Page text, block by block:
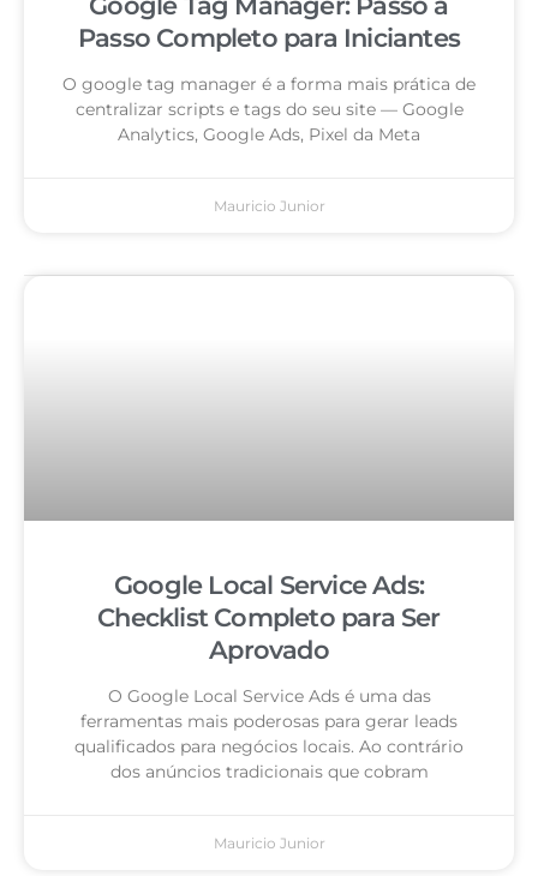
Passo Completo para Iniciantes
O google tag manager é a forma mais prática de
centralizar scripts e tags do seu site — Google
Analytics, Google Ads, Pixel da Meta
Mauricio Junior
Google Local Service Ads:
Checklist Completo para Ser
Aprovado
O Google Local Service Ads é uma das
ferramentas mais poderosas para gerar leads
qualificados para negócios locais. Ao contrário
dos anúncios tradicionais que cobram
Mauricio Junior